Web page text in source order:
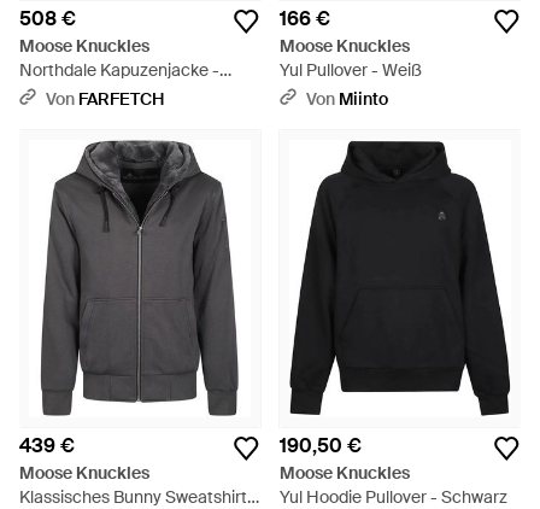
508 €
Moose Knuckles
Northdale Kapuzenjacke -
GrauVon FARFETCH
166 €
Moose Knuckles
Yul Pullover - Weiß
Von Miinto
439 €
Moose Knuckles
Klassisches Bunny Sweatshirt -
190,50 €
Moose Knuckles
Yul Hoodie Pullover - Schwarz